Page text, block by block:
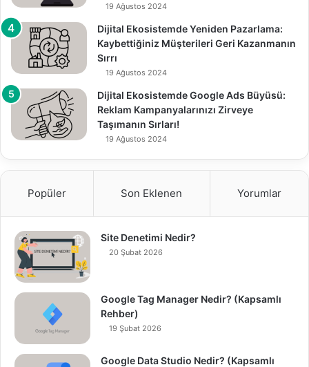
19 Ağustos 2024
Dijital Ekosistemde Yeniden Pazarlama:
Kaybettiğiniz Müşterileri Geri Kazanmanın
Sırrı
19 Ağustos 2024
Dijital Ekosistemde Google Ads Büyüsü:
Reklam Kampanyalarınızı Zirveye
Taşımanın Sırları!
19 Ağustos 2024
Popüler Son Eklenen Yorumlar
Site Denetimi Nedir?
20 Şubat 2026
Google Tag Manager Nedir? (Kapsamlı
Rehber)
19 Şubat 2026
Google Data Studio Nedir? (Kapsamlı